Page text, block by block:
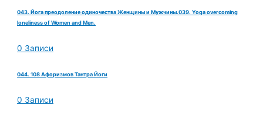
043. Йога преодоление одиночества Женщины и Мужчины.039. Yoga overcoming
loneliness of Women and Men.
0 Записи
044. 108 Афоризмов Тантра Йоги
0 Записи